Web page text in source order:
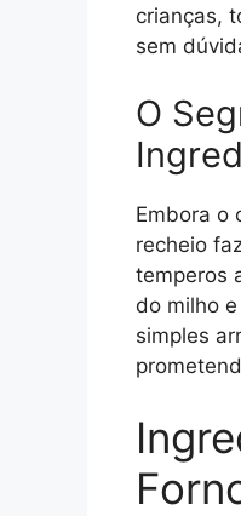
crianças,
sem
O
Embora o
recheio
temperos
do milho
simples